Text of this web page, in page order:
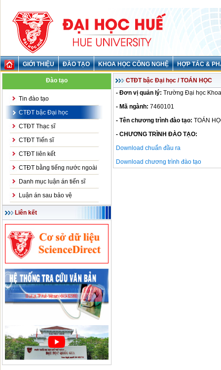
GIỚI THIỆU ĐÀO TẠO KHOA HỌC CÔNG NGHỆ HỢP TÁC &
Đào tạo
Tin đào tạo
CTĐT bậc Đại học
CTĐT Thạc sĩ
CTĐT Tiến sĩ
CTĐT liên kết
CTĐT bằng tiếng nước ngoài
Danh mục luận án tiến sĩ
Luận án sau bảo vệ
Liên kết
CTĐT bậc Đại học / TOÁN HỌC
- Đơn vị quản lý: Trường Đại học
- Mã ngành: 7460101
- Tên chương trình đào tạo: TOÁN
- CHƯƠNG TRÌNH ĐÀO TẠO:
Download chuẩn đầu ra
Download chương trình đào tạo